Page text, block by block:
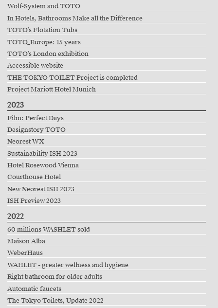
Wolf-System and TOTO
In Hotels, Bathrooms Make all the Difference
TOTO’s Flotation Tubs
TOTO_Europe: 15 years
TOTO’s London exhibition
Accessible website
THE TOKYO TOILET Project is completed
Project Mariott Hotel Munich
2023
Film: Perfect Days
Designstory TOTO
Neorest WX
Sustainability ISH 2023
Hotel Rosewood Vienna
Courthouse Hotel
New Neorest ISH 2023
ISH Preview 2023
2022
60 millions WASHLET sold
Maison Alba
WeberHaus
WAHLET - greater wellness and hygiene
Right bathroom for older adults
Automatic faucets
The Tokyo Toilets, Update 2022